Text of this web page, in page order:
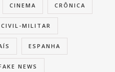
CINEMA CRÔNICA
MILITAR
ESPANHA
NEWS